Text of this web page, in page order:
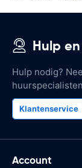
Hulp
Hulp nodig?
Klantenservice
Account